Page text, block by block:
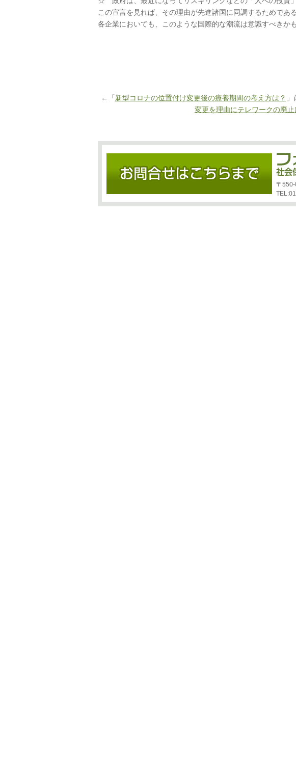
この宣言を見れば、その理由が先進諸国に同調するためであ
各企業においても、このような国際的な潮流は意識すべきか
←「 新型コロナの位置付け変更後の療養期間の考え方は？
変更を理由にテレワークの廃
〒